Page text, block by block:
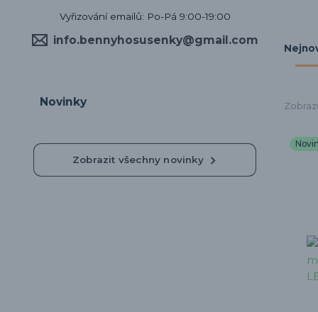
Vyřizování emailů: Po-Pá 9:00-19:00
info.bennyhosusenky@gmail.com
Novinky
Zobrazit všechny novinky